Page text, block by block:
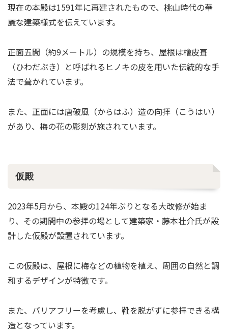
現在の本殿は1591年に再建されたもので、桃山時代の華
麗な建築様式を伝えています。
正面五間（約9メートル）の規模を持ち、屋根は檜皮葺
（ひわだぶき）と呼ばれるヒノキの皮を用いた伝統的な手
法で葺かれています。
また、正面には唐破風（からはふ）造の向拝（こうはい）
があり、梅の花の彫刻が施されています。
仮殿
2023年5月から、本殿の124年ぶりとなる大改修が始ま
り、その期間中の参拝の場として建築家・藤本壮介氏が設
計した仮殿が設置されています。
この仮殿は、屋根に梅などの植物を植え、周囲の自然と調
和するデザインが特徴です。
また、バリアフリーを考慮し、靴を脱がずに参拝できる構
造となっています。